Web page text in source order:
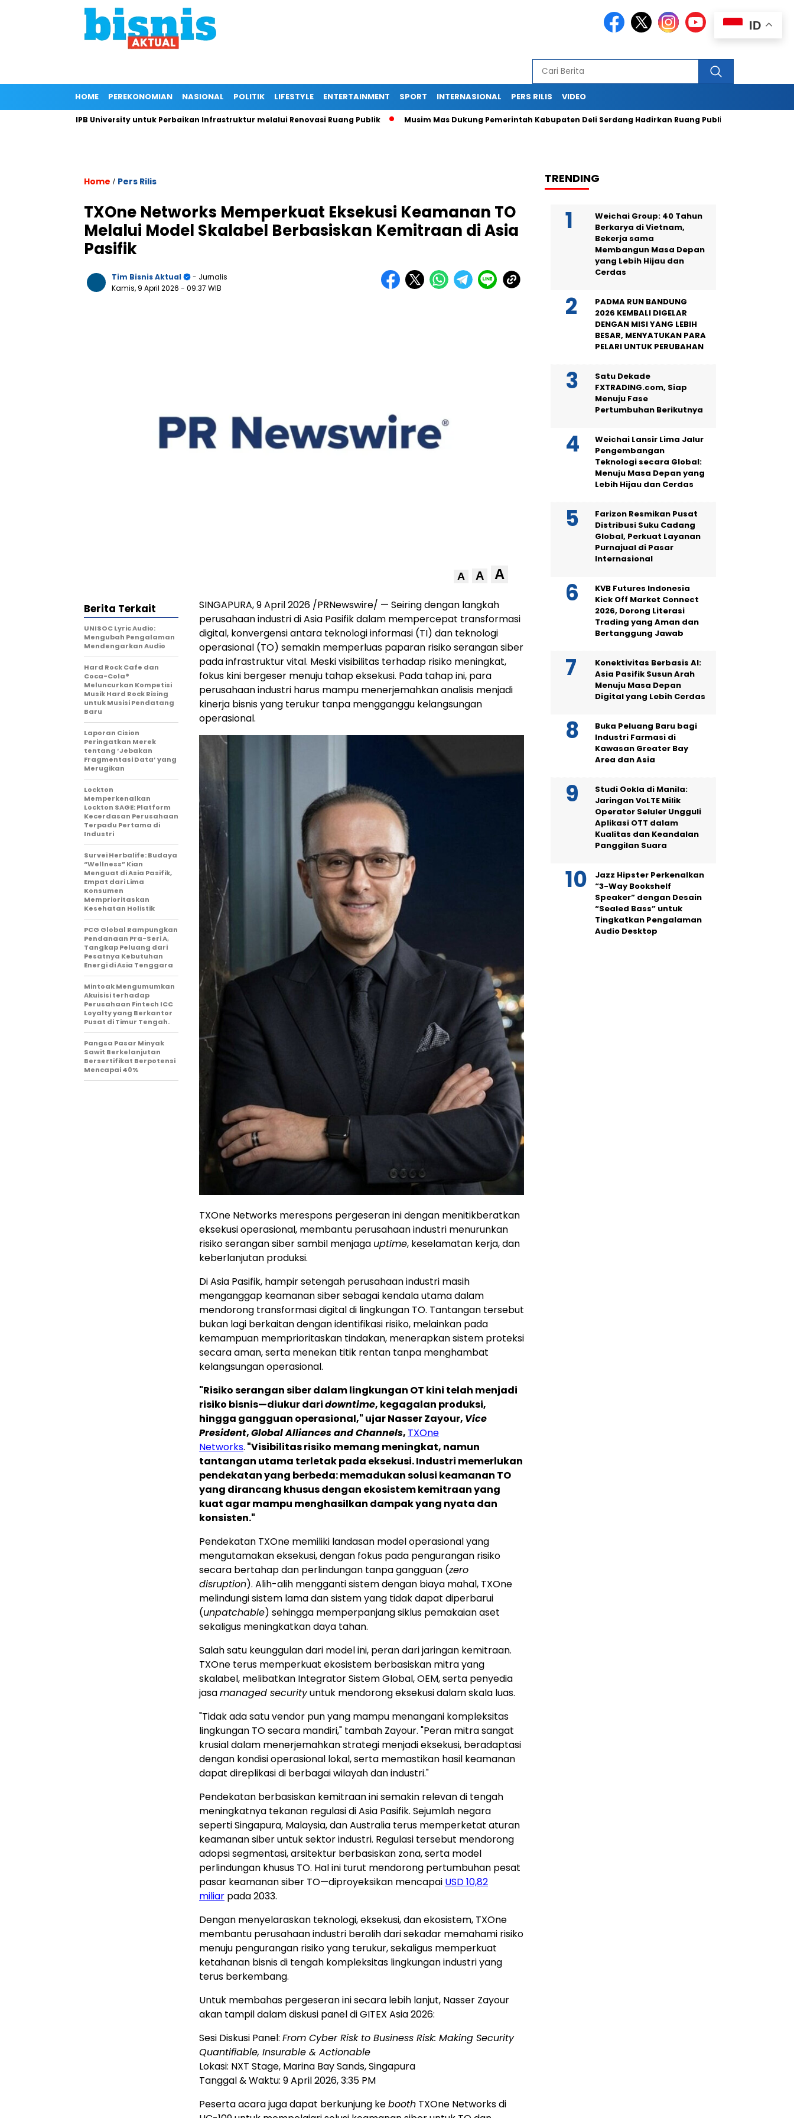
HOME PEREKONOMIAN NASIONAL POLITIK LIFESTYLE ENTERTAINMENT SPORT INTERNASIONAL PERS RILIS VIDEO
Kepada IPB University untuk Perbaikan Infrastruktur melalui Renovasi Ruang Publik Musim Mas Dukung Pemerintah Kabupaten Deli Serdang Hadirkan Ruang Publik Bersama melalui
Home / Pers Rilis
TXOne Networks Memperkuat Eksekusi Keamanan TO
Melalui Model Skalabel Berbasiskan Kemitraan di Asia
Pasifik
Tim Bisnis Aktual
- Jurnalis
Kamis, 9 April 2026 - 09:37 WIB
A A A
SINGAPURA, 9 April 2026 /PRNewswire/ — Seiring dengan langkah
perusahaan industri di Asia Pasifik dalam mempercepat transformasi
digital, konvergensi antara teknologi informasi (TI) dan teknologi
operasional (TO) semakin memperluas paparan risiko serangan siber
pada infrastruktur vital. Meski visibilitas terhadap risiko meningkat,
fokus kini bergeser menuju tahap eksekusi. Pada tahap ini, para
perusahaan industri harus mampu menerjemahkan analisis menjadi
kinerja bisnis yang terukur tanpa mengganggu kelangsungan
operasional.
TXOne Networks merespons pergeseran ini dengan menitikberatkan
eksekusi operasional, membantu perusahaan industri menurunkan
risiko serangan siber sambil menjaga uptime, keselamatan kerja, dan
keberlanjutan produksi.
Di Asia Pasifik, hampir setengah perusahaan industri masih
menganggap keamanan siber sebagai kendala utama dalam
mendorong transformasi digital di lingkungan TO. Tantangan tersebut
bukan lagi berkaitan dengan identifikasi risiko, melainkan pada
kemampuan memprioritaskan tindakan, menerapkan sistem proteksi
secara aman, serta menekan titik rentan tanpa menghambat
kelangsungan operasional.
"Risiko serangan siber dalam lingkungan OT kini telah menjadi
risiko bisnis—diukur daridowntime, kegagalan produksi,
hingga gangguan operasional," ujar Nasser Zayour, Vice
President,Global Alliances and Channels, TXOne
Networks. "Visibilitas risiko memang meningkat, namun
tantangan utama terletak pada eksekusi. Industri memerlukan
pendekatan yang berbeda: memadukan solusi keamanan TO
yang dirancang khusus dengan ekosistem kemitraan yang
kuat agar mampu menghasilkan dampak yang nyata dan
konsisten."
Pendekatan TXOne memiliki landasan model operasional yang
mengutamakan eksekusi, dengan fokus pada pengurangan risiko
secara bertahap dan perlindungan tanpa gangguan (zero
disruption). Alih-alih mengganti sistem dengan biaya mahal, TXOne
melindungi sistem lama dan sistem yang tidak dapat diperbarui
(unpatchable) sehingga memperpanjang siklus pemakaian aset
sekaligus meningkatkan daya tahan.
Salah satu keunggulan dari model ini, peran dari jaringan kemitraan.
TXOne terus memperkuat ekosistem berbasiskan mitra yang
skalabel, melibatkan Integrator Sistem Global, OEM, serta penyedia
jasamanaged securityuntuk mendorong eksekusi dalam skala luas.
"Tidak ada satu vendor pun yang mampu menangani kompleksitas
lingkungan TO secara mandiri," tambah Zayour. "Peran mitra sangat
krusial dalam menerjemahkan strategi menjadi eksekusi, beradaptasi
dengan kondisi operasional lokal, serta memastikan hasil keamanan
dapat direplikasi di berbagai wilayah dan industri."
Pendekatan berbasiskan kemitraan ini semakin relevan di tengah
meningkatnya tekanan regulasi di Asia Pasifik. Sejumlah negara
seperti Singapura, Malaysia, dan Australia terus memperketat aturan
keamanan siber untuk sektor industri. Regulasi tersebut mendorong
adopsi segmentasi, arsitektur berbasiskan zona, serta model
perlindungan khusus TO. Hal ini turut mendorong pertumbuhan pesat
pasar keamanan siber TO—diproyeksikan mencapai USD 10,82
miliar pada 2033.
Dengan menyelaraskan teknologi, eksekusi, dan ekosistem, TXOne
membantu perusahaan industri beralih dari sekadar memahami risiko
menuju pengurangan risiko yang terukur, sekaligus memperkuat
ketahanan bisnis di tengah kompleksitas lingkungan industri yang
terus berkembang.
Untuk membahas pergeseran ini secara lebih lanjut, Nasser Zayour
akan tampil dalam diskusi panel di GITEX Asia 2026:
Sesi Diskusi Panel: From Cyber Risk to Business Risk: Making Security
Quantifiable, Insurable & Actionable
Lokasi: NXT Stage, Marina Bay Sands, Singapura
Tanggal & Waktu: 9 April 2026, 3:35 PM
Peserta acara juga dapat berkunjung kebooth TXOne Networks di
Berita Terkait
UNISOC Lyric Audio:
Mengubah Pengalaman
Mendengarkan Audio
Hard Rock Cafe dan
Coca-Cola®
Meluncurkan Kompetisi
Musik Hard Rock Rising
untuk Musisi Pendatang
Baru
Laporan Cision
Peringatkan Merek
tentang ‘Jebakan
Fragmentasi Data’ yang
Merugikan
Lockton
Memperkenalkan
Lockton SAGE: Platform
Kecerdasan Perusahaan
Terpadu Pertama di
Industri
Survei Herbalife: Budaya
“Wellness” Kian
Menguat di Asia Pasifik,
Empat dari Lima
Konsumen
Memprioritaskan
Kesehatan Holistik
PCG Global Rampungkan
Pendanaan Pra-Seri A,
Tangkap Peluang dari
Pesatnya Kebutuhan
Energi di Asia Tenggara
Mintoak Mengumumkan
Akuisisi terhadap
Perusahaan Fintech ICC
Loyalty yang Berkantor
Pusat di Timur Tengah.
Pangsa Pasar Minyak
Sawit Berkelanjutan
Bersertifikat Berpotensi
Mencapai 40%
TRENDING
Weichai Group: 40 Tahun
Berkarya di Vietnam,
Bekerja sama
Membangun Masa Depan
yang Lebih Hijau dan
Cerdas
PADMA RUN BANDUNG
2026 KEMBALI DIGELAR
DENGAN MISI YANG LEBIH
BESAR, MENYATUKAN PARA
PELARI UNTUK PERUBAHAN
Satu Dekade
FXTRADING.com, Siap
Menuju Fase
Pertumbuhan Berikutnya
Weichai Lansir Lima Jalur
Pengembangan
Teknologi secara Global:
Menuju Masa Depan yang
Lebih Hijau dan Cerdas
Farizon Resmikan Pusat
Distribusi Suku Cadang
Global, Perkuat Layanan
Purnajual di Pasar
Internasional
KVB Futures Indonesia
Kick Off Market Connect
2026, Dorong Literasi
Trading yang Aman dan
Bertanggung Jawab
Konektivitas Berbasis AI:
Asia Pasifik Susun Arah
Menuju Masa Depan
Digital yang Lebih Cerdas
Buka Peluang Baru bagi
Industri Farmasi di
Kawasan Greater Bay
Area dan Asia
Studi Ookla di Manila:
Jaringan VoLTE Milik
Operator Seluler Ungguli
Aplikasi OTT dalam
Kualitas dan Keandalan
Panggilan Suara
Jazz Hipster Perkenalkan
“3-Way Bookshelf
Speaker” dengan Desain
“Sealed Bass” untuk
Tingkatkan Pengalaman
Audio Desktop
ID